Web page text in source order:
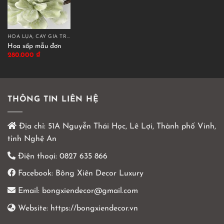
HOA LỤA, CÂY GIẢ TRANG TRÍ CAO CẤP
Hoa xốp mẫu đơn
280.000 ₫
THÔNG TIN LIÊN HỆ
Địa chỉ: 51A Nguyễn Thái Học, Lê Lợi, Thành phố Vinh,
tỉnh Nghệ An
Điện thoại: 0827 635 866
Facebook: Bông Xiên Decor Luxury
Email: bongxiendecor@gmail.com
Website: https://bongxiendecor.vn